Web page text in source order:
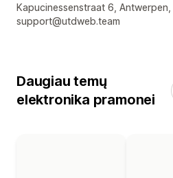
Kūrėjo kontaktiniai duomenys
Kapucinessenstraat 6, Antwerpen,
support@utdweb.team
Daugiau temų
elektronika pramonei